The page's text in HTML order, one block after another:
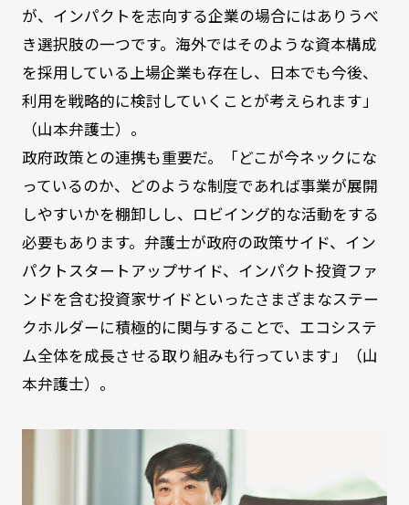
が、インパクトを志向する企業の場合にはありうべ
き選択肢の一つです。海外ではそのような資本構成
を採用している上場企業も存在し、日本でも今後、
利用を戦略的に検討していくことが考えられます」
（山本弁護士）。
政府政策との連携も重要だ。「どこが今ネックにな
っているのか、どのような制度であれば事業が展開
しやすいかを棚卸しし、ロビイング的な活動をする
必要もあります。弁護士が政府の政策サイド、イン
パクトスタートアップサイド、インパクト投資ファ
ンドを含む投資家サイドといったさまざまなステー
クホルダーに積極的に関与することで、エコシステ
ム全体を成長させる取り組みも行っています」（山
本弁護士）。